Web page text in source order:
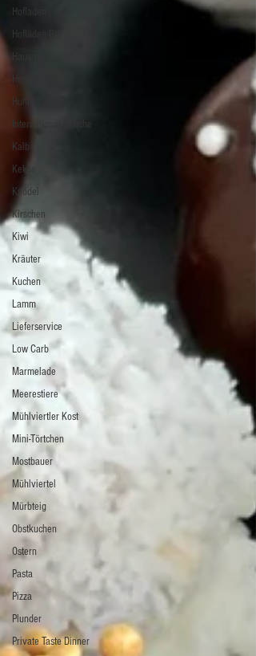
Hofladen
Hofläden BIO
Hausmannskost
Heuriger
Huhn
Internationale Küche
Kalb
Kekse
Knödel
Kirschen
Kiwi
Kräuter
Kuchen
Lamm
Lieferservice
Low Carb
Marmelade
Meerestiere
Mühlviertler Kost
Mini-Törtchen
Mostbauer
Mühlviertel
Mürbteig
Obstkuchen
Ostern
Pasta
Pizza
Plunder
Private Taste Dinner